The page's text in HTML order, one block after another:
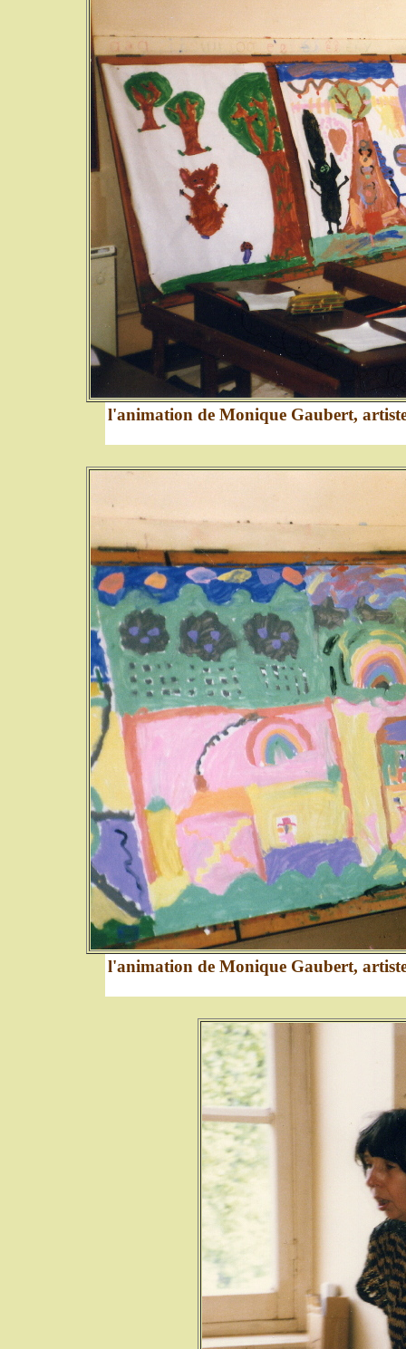
l'animation de Monique Gaubert,
l'animation de Monique Gaubert,